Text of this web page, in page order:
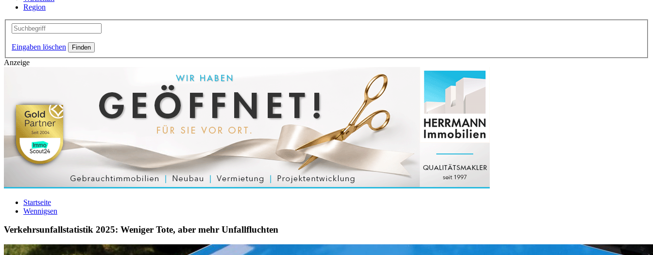
Region
Eingaben löschen
Anzeige
Startseite
Wennigsen
Verkehrsunfallstatistik 2025: Weniger Tote, aber mehr Unfallfluchten